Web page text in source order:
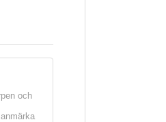
och